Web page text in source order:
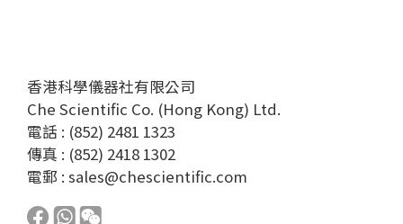
香港科學儀器社有限公司
Che Scientific Co. (Hong Kong) Ltd.
電話 : (852) 2481 1323
傳真 : (852) 2418 1302
電郵 : sales@chescientific.com